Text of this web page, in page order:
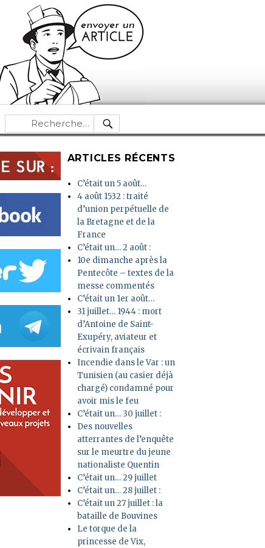
Recherche
pour :
RECHERCHE
ARTICLES RÉCENTS
C’était un 5 août…
4 août 1532 : traité
d’union perpétuelle de
la Bretagne et de la
France
C’était un… 2 août :
10e dimanche après la
Pentecôte – textes de la
messe commentés
C’était un 1er août…
31 juillet… 1944 : mort
d’Antoine de Saint-
Exupéry, aviateur et
écrivain français
Incendie dans le Var : un
Tunisien (au casier déjà
chargé) condamné pour
avoir mis le feu
C’était un… 30 juillet :
Des nouvelles
atterrantes de l’enquête
sur le meurtre du jeune
nationaliste Quentin
C’était un… 29 juillet
C’était un… 28 juillet :
C’était un 27 juillet : la
bataille de Bouvines
Le torque de la
princesse de Vix,